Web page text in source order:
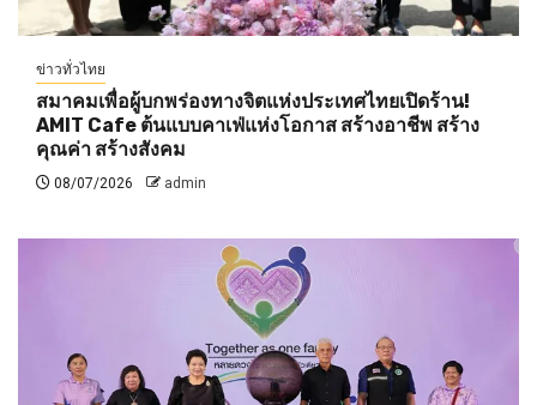
ข่าวทั่วไทย
สมาคมเพื่อผู้บกพร่องทางจิตแห่งประเทศไทยเปิดร้าน!
AMIT Cafe ต้นแบบคาเฟ่แห่งโอกาส สร้างอาชีพ สร้าง
คุณค่า สร้างสังคม
08/07/2026 admin